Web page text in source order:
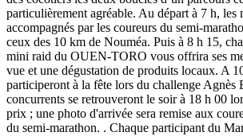
particulièrement agréable. Au départ à 7 h, les
accompagnés par les coureurs du semi-
ceux des 10 km de Nouméa. Puis à 8 h 15,
mini raid du OUEN-TORO vous offrira ses
vue et une dégustation de produits locaux. A
participeront à la fête lors du challenge
concurrents se retrouveront le soir à 18 h 00
prix ; une photo d'arrivée sera remise aux
du semi-marathon. . Chaque participant du